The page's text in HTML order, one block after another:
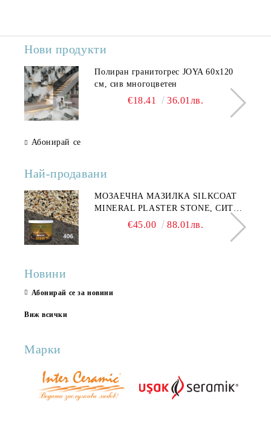
Нови продукти
Полиран гранитогрес JOYA 60x120
см, сив многоцветен
€18.41 36.01лв.
Абонирай се
Най-продавани
МОЗАЕЧНА МАЗИЛКА SILKCOAT
MINERAL PLASTER STONE, СИТЕН
КАМЪК 406 25КГ
€45.00 88.01лв.
Новини
Абонирай се за новини
Виж всички
Марки